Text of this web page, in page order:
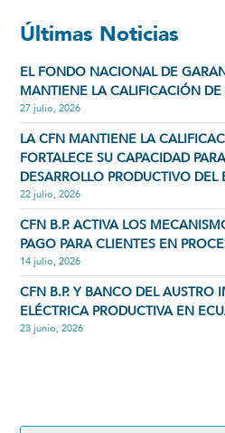
Últimas Noticias
EL FONDO NACIONAL DE
MANTIENE LA CALIFICACIÓN DE
27 julio, 2026
LA CFN MANTIENE LA
FORTALECE SU CAPACIDAD
DESARROLLO PRODUCTIVO DEL
22 julio, 2026
CFN B.P. ACTIVA LOS
PAGO PARA CLIENTES EN
14 julio, 2026
CFN B.P. Y BANCO DEL AUSTRO
ELÉCTRICA PRODUCTIVA EN
23 junio, 2026